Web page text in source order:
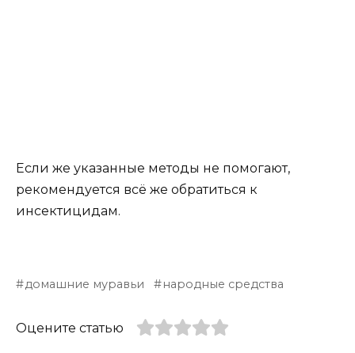
Если же указанные методы не помогают,
рекомендуется всё же обратиться к
инсектицидам.
домашние муравьи народные средства
Оцените статью